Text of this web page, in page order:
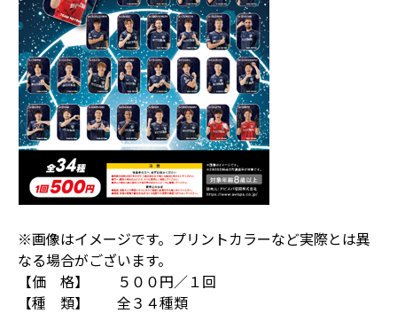
※画像はイメージです。プリントカラーなど実際とは異
なる場合がございます。
【価 格】 ５００円／１回
【種 類】 全３４種類